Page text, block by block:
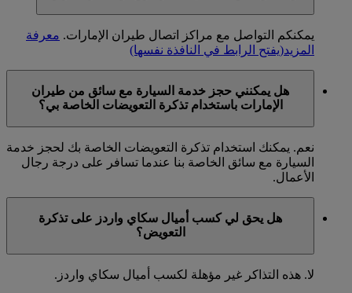
يمكنكم التواصل مع مراكز اتصال طيران الإمارات. معرفة
المزيد(يفتح الرابط في النافذة نفسها)
هل يمكنني حجز خدمة السيارة مع سائق من طيران
الإمارات باستخدام تذكرة التعويضات الخاصة بي؟
نعم. يمكنك استخدام تذكرة التعويضات الخاصة بك لحجز خدمة
السيارة مع سائق الخاصة بنا عندما تسافر على درجة رجال
الأعمال.
هل يحق لي كسب أميال سكاي واردز على تذكرة
التعويض؟
لا. هذه التذاكر غير مؤهلة لكسب أميال سكاي واردز.